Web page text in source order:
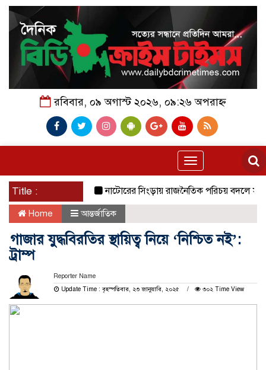
রবিবার, ০৯ অগাস্ট ২০২৬, ০৯:২৬ অপরাহ্ন
Toggle
navigation
Title : নাটোরের সিংড়ায় রাজনৈতিক পরিচয় বদলে সুবিধা
Home আন্তর্জাতিক
গাজার যুদ্ধবিরতির স্থায়িত্ব নিয়ে ‘নিশ্চিত নই’:
ট্রাম্প
Reporter Name
Update Time : বৃহস্পতিবার, ২৩ জানুয়ারি, ২০২৫
৩০২ Time View